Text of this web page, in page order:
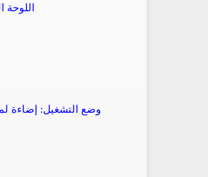
اللوحة الشمسية: